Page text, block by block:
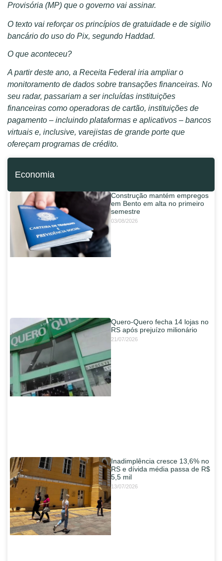
Provisória (MP) que o governo vai assinar.
O texto vai reforçar os princípios de gratuidade e de sigilio
bancário do uso do Pix, segundo Haddad.
O que aconteceu?
A partir deste ano, a Receita Federal iria ampliar o
monitoramento de dados sobre transações financeiras. No
seu radar, passariam a ser incluídas instituições
financeiras como operadoras de cartão, instituições de
pagamento – incluindo plataformas e aplicativos – bancos
virtuais e, inclusive, varejistas de grande porte que
ofereçam programas de crédito.
Economia
Construção mantém empregos
em Bento em alta no primeiro
semestre
03/08/2026
Quero-Quero fecha 14 lojas no
RS após prejuízo milionário
21/07/2026
Inadimplência cresce 13,6% no
RS e dívida média passa de R$
5,5 mil
13/07/2026